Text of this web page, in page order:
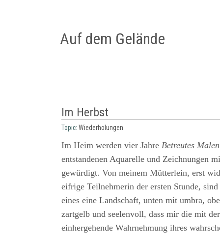
Auf dem Gelände
Im Herbst
Topic: Wiederholungen
Im Heim werden vier Jahre Betreutes Malen
entstandenen Aquarelle und Zeichnungen
gewürdigt. Von meinem Mütterlein, erst
eifrige Teilnehmerin der ersten Stunde,
eines eine Landschaft, unten mit umbra,
zartgelb und seelenvoll, dass mir die mit
einhergehende Wahrnehmung ihres